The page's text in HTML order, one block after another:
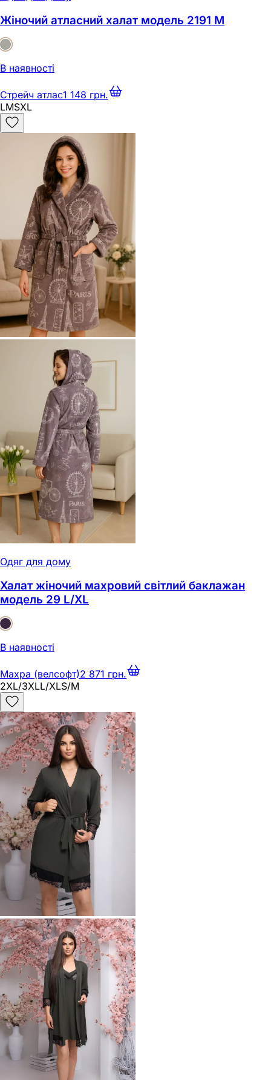
Жіночий атласний халат модель 2191 M
В наявності
Стрейч атлас1 148 грн.
LMSXL
Одяг для дому
Халат жіночий махровий світлий баклажан
модель 29 L/XL
В наявності
Махра (велсофт)2 871 грн.
2XL/3XLL/XLS/M